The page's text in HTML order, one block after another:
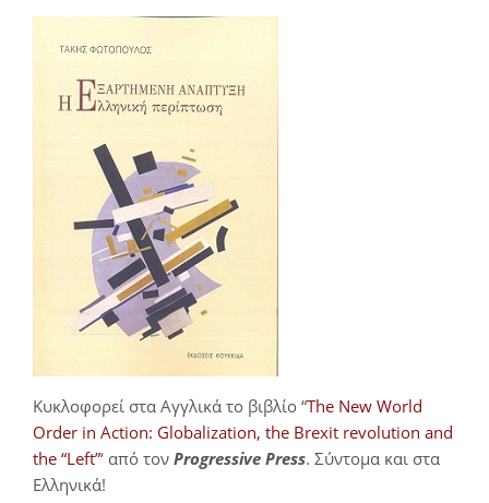
Κυκλοφορεί στα Αγγλικά το βιβλίο “The New World
Order in Action: Globalization, the Brexit revolution and
the “Left”‘ από τον Progressive Press. Σύντομα και στα
Ελληνικά!